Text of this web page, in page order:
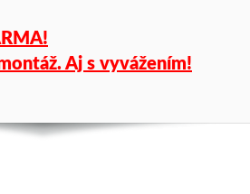
Aj s vyvážením!